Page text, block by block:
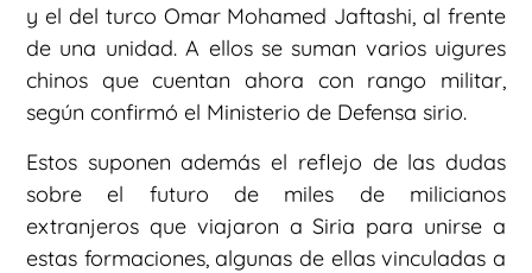
y el del turco Omar Mohamed Jaftashi, al frente
de una unidad. A ellos se suman varios uigures
chinos que cuentan ahora con rango militar,
según confirmó el Ministerio de Defensa sirio.
Estos suponen además el reflejo de las dudas
sobre el futuro de miles de milicianos
extranjeros que viajaron a Siria para unirse a
estas formaciones, algunas de ellas vinculadas a